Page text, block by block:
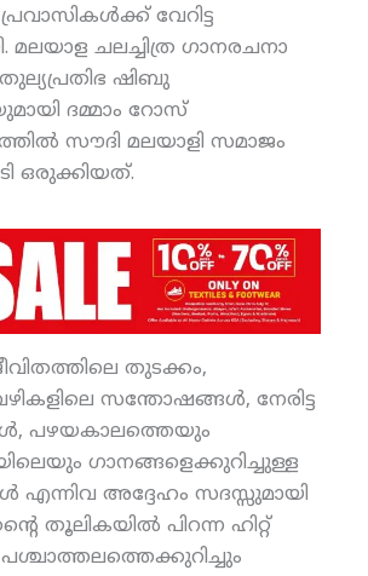
വേറിട്ട
ചലച്ചിത്ര ഗാനരചനാ
ഷിബു
ദമ്മാം റോസ്
സൗദി മലയാളി സമാജം
ഒരുക്കിയത്.
തുടക്കം,
സന്തോഷങ്ങള്‍, നേരിട്ട
പഴയകാലത്തെയും
ഗാനങ്ങളെക്കുറിച്ചുള്ള
എന്നിവ അദ്ദേഹം സദസ്സുമായി
തൂലികയില്‍ പിറന്ന ഹിറ്റ്